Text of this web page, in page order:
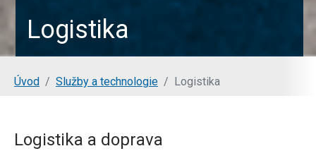
Logistika
Jsi tady:
Úvod Služby a technologie Logistika
Logistika a doprava